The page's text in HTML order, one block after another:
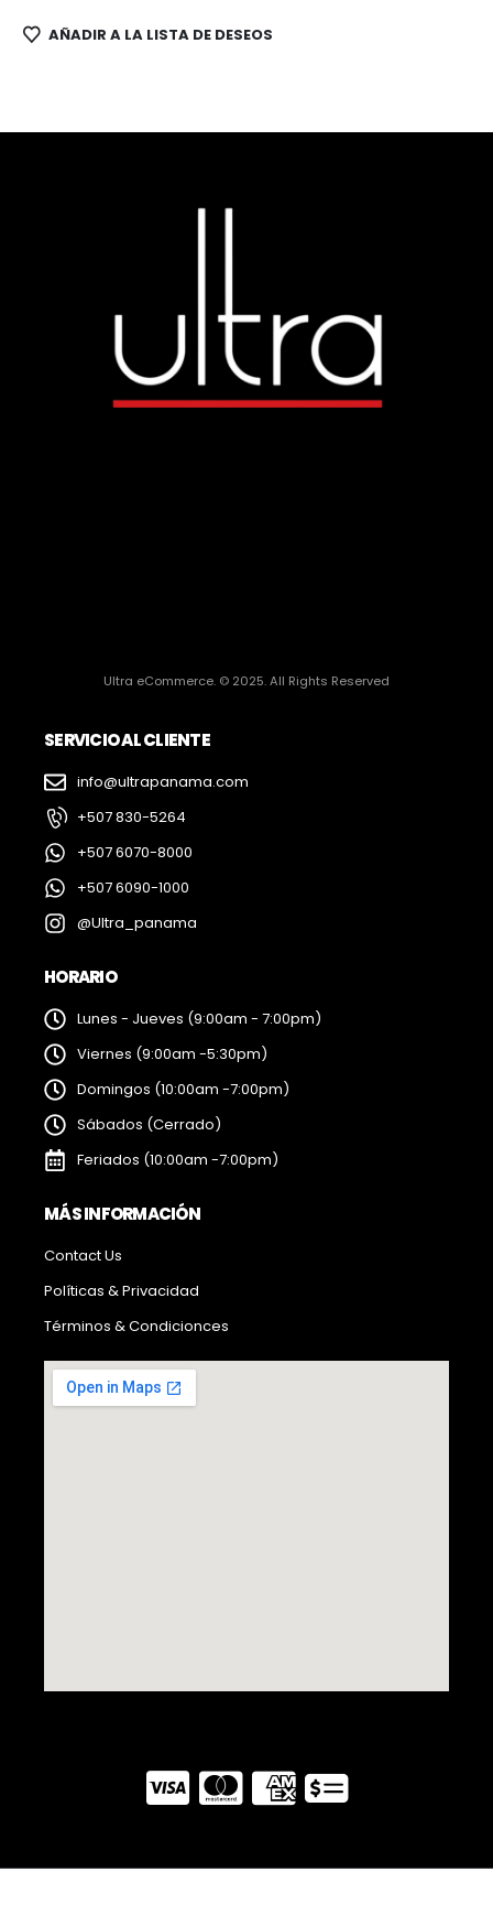
AÑADIR A LA LISTA DE DESEOS
Ultra eCommerce. © 2025. All Rights Reserved
SERVICIO AL CLIENTE
info@ultrapanama.com
+507 830-5264
+507 6070-8000
+507 6090-1000
@Ultra_panama
HORARIO
Lunes - Jueves (9:00am - 7:00pm)
Viernes (9:00am -5:30pm)
Domingos (10:00am -7:00pm)
Sábados (Cerrado)
Feriados (10:00am -7:00pm)
MÁS INFORMACIÓN
Contact Us
Políticas & Privacidad
Términos & Condicionces